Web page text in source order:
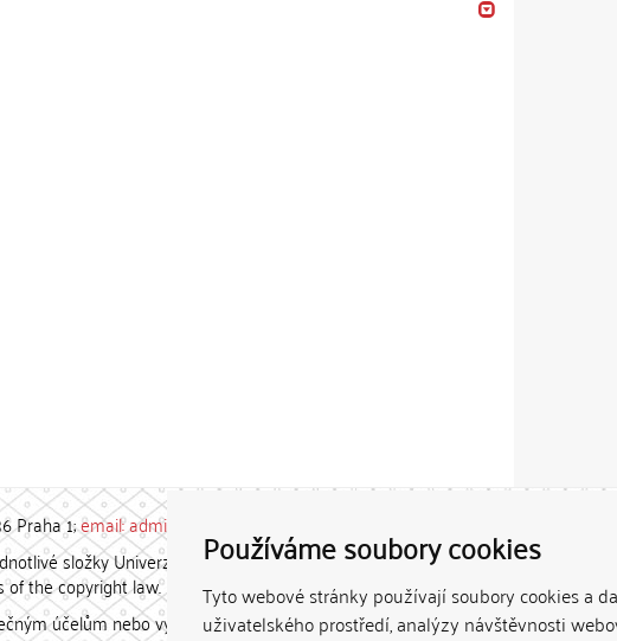
Používáme soubory cookies
Tyto webové stránky používají soubory cookies a
uživatelského prostředí, analýzy návštěvnosti
Praha 1;email: admin-repozitar [at] cuni.cz
složky Univerzity Karlovy. / Each constituent
of the copyright law.
účelům nebo vydávány za studijní, vědeckou